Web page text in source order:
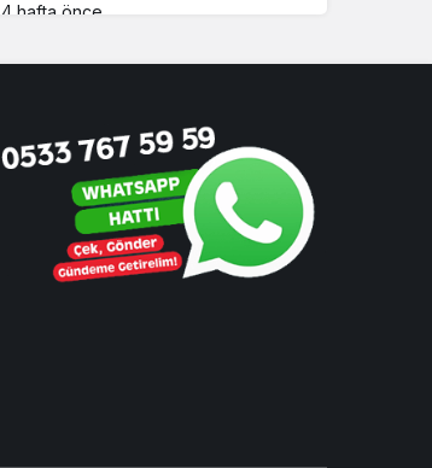
4 hafta önce
2 hafta önce
Riva’da yılların sorununa ilk
kazma vuruldu!